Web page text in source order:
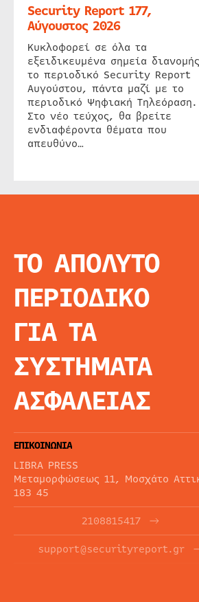
Security Report 177,
Αύγουστος 2026
Κυκλοφορεί σε όλα τα
εξειδικευμένα σημεία διανομής
το περιοδικό Security Report
Αυγούστου, πάντα μαζί με το
περιοδικό Ψηφιακή Τηλεόραση.
Στο νέο τεύχος, θα βρείτε
ενδιαφέροντα θέματα που
απευθύνο…
ΤΟ ΑΠΟΛΥΤΟ
ΠΕΡΙΟΔΙΚΟ
ΓΙΑ ΤΑ
ΣΥΣΤΗΜΑΤΑ
ΑΣΦΑΛΕΙΑΣ
ΕΠΙΚΟΙΝΩΝΙΑ
LIBRA PRESS
Μεταμορφώσεως 11, Μοσχάτο
183 45
2108815417
support@securityreport.gr